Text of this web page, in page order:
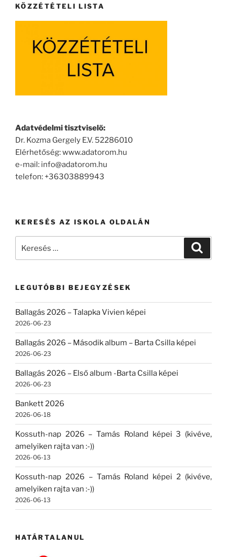
KÖZZÉTÉTELI LISTA
Adatvédelmi tisztviselő:
Dr. Kozma Gergely E.V. 52286010
Elérhetőség: www.adatorom.hu
e-mail: info@adatorom.hu
telefon: +36303889943
KERESÉS AZ ISKOLA OLDALÁN
LEGUTÓBBI BEJEGYZÉSEK
Ballagás 2026 – Talapka Vivien képei
2026-06-23
Ballagás 2026 – Második album – Barta Csilla képei
2026-06-23
Ballagás 2026 – Első album -Barta Csilla képei
2026-06-23
Bankett 2026
2026-06-18
Kossuth-nap 2026 – Tamás Roland képei 3 (kivéve,
amelyiken rajta van :-))
2026-06-13
Kossuth-nap 2026 – Tamás Roland képei 2 (kivéve,
amelyiken rajta van :-))
2026-06-13
HATÁRTALANUL